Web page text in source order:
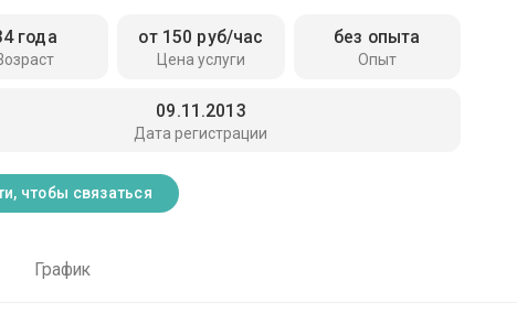
года
Цена услуги
от 150 руб/час
Опыт
без опыта
Дата регистрации
09.11.2013
чтобы связаться
График